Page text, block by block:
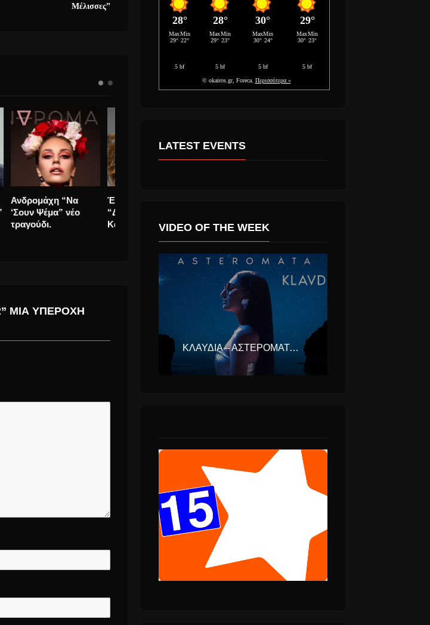
Μέλισσες”
Πέτρος Ιακωβίδης
“Σου Τα ‘Δωσα Όλα”
νέο άλμπουμ.
Καλά” νέο Τραγούδι.
ΜΙΑ ΥΠΈΡΟΧΗ
LATEST EVENTS
VIDEO OF THE WEEK
ΚΛΑΥΔΊΑ – ΑΣΤΕΡΟΜΆΤΑ (EUROVISION ΕΛΛΆΔΑ 2025)